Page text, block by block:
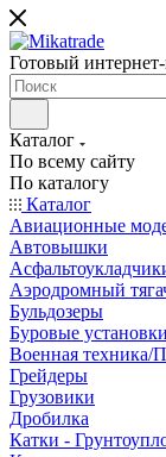
Готовый
Каталог
По всему сайту
По каталогу
Каталог
Авиационные
Автовышки
Аэродромный
Бульдозеры
Буровые установки
Военная техника/
Грейдеры
Грузовики
Дробилка
Катки -